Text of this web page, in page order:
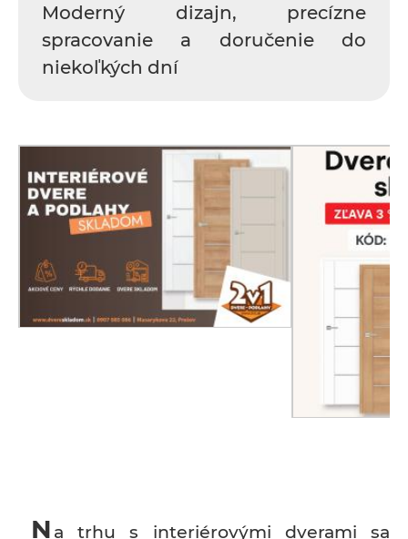
Moderný dizajn, precízne
spracovanie a doručenie do
niekoľkých dní
N a trhu s interiérovými dverami sa